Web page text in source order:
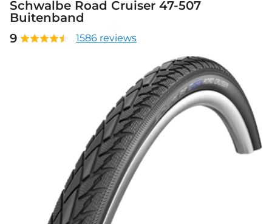
Schwalbe Road Cruiser 47-507
Buitenband
9
1586 reviews